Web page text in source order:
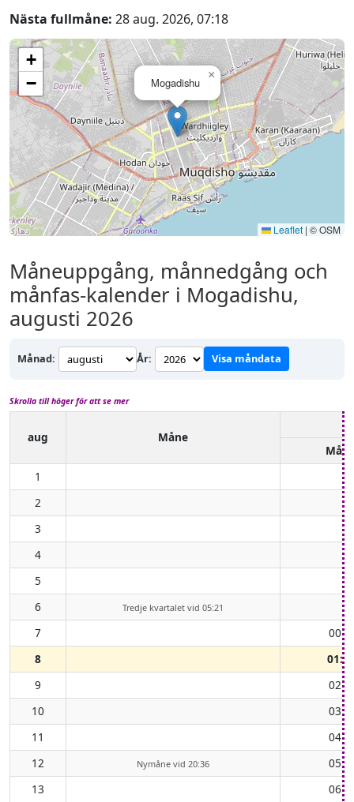
Nästa fullmåne: 28 aug. 2026, 07:18
Mogadishu
×
+
−
Leaflet | © OSM
Måneuppgång, månnedgång och
månfas-kalender i Mogadishu,
augusti 2026
Månad: År: Visa måndata
Skrolla till höger för att se mer
aug
Måne
1
2
3
4
5
6
Tredje kvartalet vid 05:21
7
8
9
10
11
12
Nymåne vid 20:36
13